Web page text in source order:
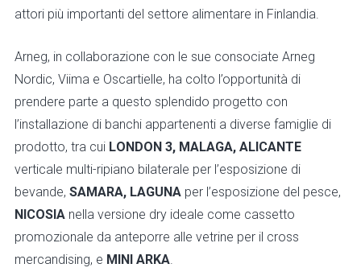
attori più importanti del settore alimentare in Finlandia.
Arneg, in collaborazione con le sue consociate Arneg
Nordic, Viima e Oscartielle, ha colto l’opportunità di
prendere parte a questo splendido progetto con
l’installazione di banchi appartenenti a diverse famiglie di
prodotto, tra cui LONDON 3, MALAGA, ALICANTE
verticale multi-ripiano bilaterale per l’esposizione di
bevande, SAMARA, LAGUNA per l’esposizione del pesce,
NICOSIA nella versione dry ideale come cassetto
promozionale da anteporre alle vetrine per il cross
mercandising, e MINI ARKA.